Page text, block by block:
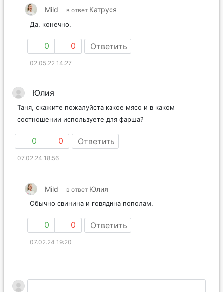
Mild в ответ Катруся
Да, конечно.
0 0 Ответить
02.05.22 14:27
Юлия
Таня, скажите пожалуйста какое мясо и в каком
соотношении используете для фарша?
0 0 Ответить
07.02.24 18:56
Mild в ответ Юлия
Обычно свинина и говядина пополам.
0 0 Ответить
07.02.24 19:20